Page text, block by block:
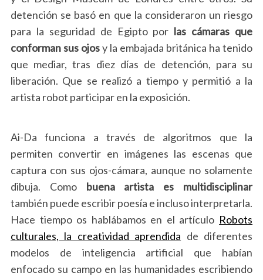
detención se basó en que la consideraron un riesgo
para la seguridad de Egipto por las cámaras que
conforman sus ojosy la embajada británica ha tenido
que mediar, tras diez días de detención, para su
liberación. Que se realizó a tiempo y permitió a la
artista robot participar en la exposición.
Ai-Da funciona a través de algoritmos que la
permiten convertir en imágenes las escenas que
captura con sus ojos-cámara, aunque no solamente
dibuja. Comobuena artista es multidisciplinar
también puede escribir poesía e incluso interpretarla.
Hace tiempo os hablábamos en el artículo Robots
culturales, la creatividad aprendida de diferentes
modelos de inteligencia artificial que habían
enfocado su campo en las humanidades escribiendo